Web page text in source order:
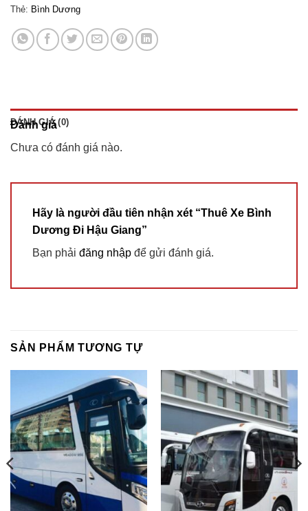
Thẻ: Bình Dương
ĐÁNH GIÁ (0)
Đánh giá
Chưa có đánh giá nào.
Hãy là người đầu tiên nhận xét “Thuê Xe Bình
Dương Đi Hậu Giang”
Bạn phải đăng nhập để gửi đánh giá.
SẢN PHẨM TƯƠNG TỰ